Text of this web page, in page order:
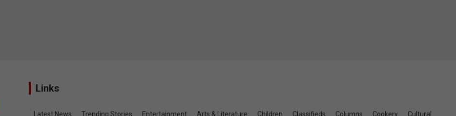
Links
Latest News Trending Stories Entertainment Arts & Literature Children Classifieds Columns Cookery Cultural